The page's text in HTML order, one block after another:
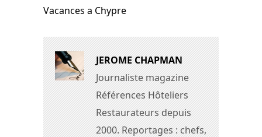
Vacances a Chypre
JEROME CHAPMAN
Journaliste magazine
Références Hôteliers
Restaurateurs depuis
2000. Reportages : chefs,